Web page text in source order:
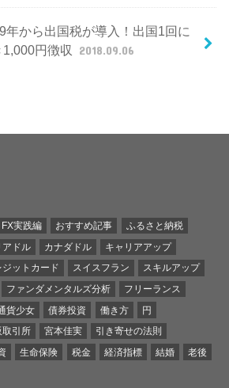
年から出国税が導入！出国1回に
1,000円徴収
2018.09.06
FX実践編 おすすめ記事
ふるさと納税
アドル カナダドル
キャリアアップ
ジットカード スイスフラン
スキルアップ
ファンダメンタルズ分析
フリーランス
貨少女 債券投資 働き方
円
取引所 宮本佳実
引き寄せの法則
生命保険 税金 経済指標 結婚
老後